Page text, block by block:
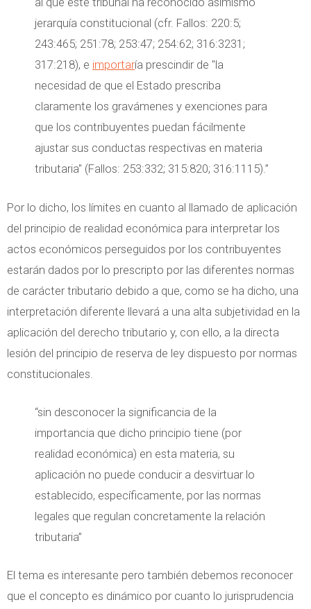
jerarquía constitucional (cfr. Fallos: 220:5;
243:465; 251:78; 253:47; 254:62; 316:3231;
317:218), e importaría prescindir de "la
necesidad de que el Estado prescriba
claramente los gravámenes y exenciones para
que los contribuyentes puedan fácilmente
ajustar sus conductas respectivas en materia
tributaria" (Fallos: 253:332; 315:820; 316:1115).”
Por lo dicho, los límites en cuanto al llamado de aplicación
del principio de realidad económica para interpretar los
actos económicos perseguidos por los contribuyentes
estarán dados por lo prescripto por las diferentes normas
de carácter tributario debido a que, como se ha dicho, una
interpretación diferente llevará a una alta subjetividad en la
aplicación del derecho tributario y, con ello, a la directa
lesión del principio de reserva de ley dispuesto por normas
constitucionales.
“sin desconocer la significancia de la
importancia que dicho principio tiene (por
realidad económica) en esta materia, su
aplicación no puede conducir a desvirtuar lo
establecido, específicamente, por las normas
legales que regulan concretamente la relación
tributaria”
El tema es interesante pero también debemos reconocer
que el concepto es dinámico por cuanto lo jurisprudencia